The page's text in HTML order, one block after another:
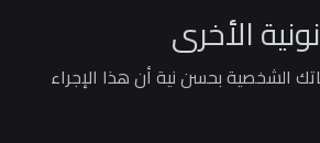
الأخرى
الشخصية بحسن نية أن هذا الإجراء